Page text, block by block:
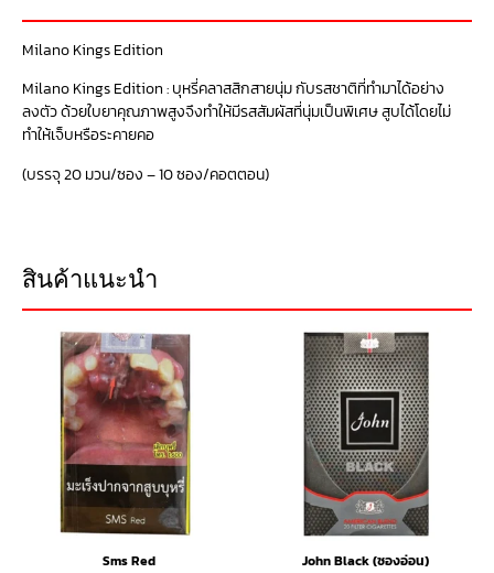
Milano Kings Edition
Milano Kings Edition : บุหรี่คลาสสิกสายนุ่ม กับรสชาติที่ทำมาได้อย่าง
ลงตัว ด้วยใบยาคุณภาพสูงจึงทำให้มีรสสัมผัสที่นุ่มเป็นพิเศษ สูบได้โดยไม่
ทำให้เจ็บหรือระคายคอ
(บรรจุ 20 มวน/ซอง – 10 ซอง/คอตตอน)
สินค้าแนะนำ
Sms Red John Black (ซองอ่อน)